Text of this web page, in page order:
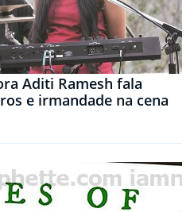
Aditi Ramesh fala
e irmandade na cena